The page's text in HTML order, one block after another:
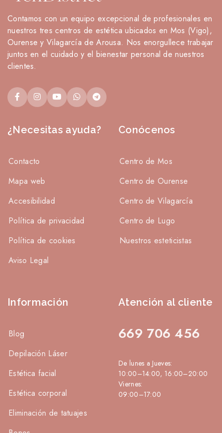
Contamos con un equipo excepcional de profesionales en
nuestros tres centros de estética ubicados en Mos (Vigo),
Ourense y Vilagarcía de Arousa. Nos enorgullece trabajar
juntos en el cuidado y el bienestar personal de nuestros
clientes.
¿Necesitas ayuda?
Contacto
Mapa web
Accesibilidad
Política de privacidad
Política de cookies
Aviso Legal
Conócenos
Centro de Mos
Centro de Ourense
Centro de Vilagarcía
Centro de Lugo
Nuestros esteticistas
Información
Blog
Depilación Láser
Estética facial
Estética corporal
Eliminación de tatuajes
Atención al cliente
669 706 456
De lunes a Jueves:
10:00–14:00, 16:00–20:00
Viernes:
09:00–17:00